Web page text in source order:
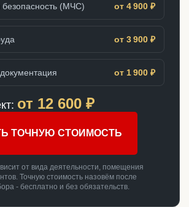
(МЧС) от 4 900 ₽
от 3 900 ₽
от 1 900 ₽
от 12 600 ₽
ТОЧНУЮ СТОИМОСТЬ
от вида деятельности, помещения
Точную стоимость назовём после
- бесплатно и без обязательств.